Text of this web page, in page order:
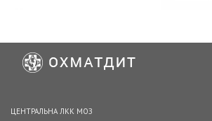
ЦЕНТРАЛЬНА ЛКК МОЗ